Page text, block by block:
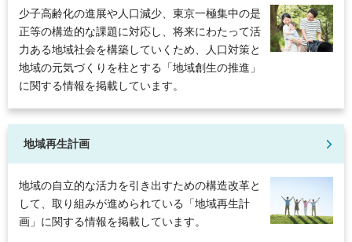
少子高齢化の進展や人口減少、東京一極集中の是
正等の構造的な課題に対応し、将来にわたって活
力ある地域社会を構築していくため、人口対策と
地域の元気づくりを柱とする「地域創生の推進」
に関する情報を掲載しています。
地域再生計画
地域の自立的な活力を引き出すための構造改革と
して、取り組みが進められている「地域再生計
画」に関する情報を掲載しています。